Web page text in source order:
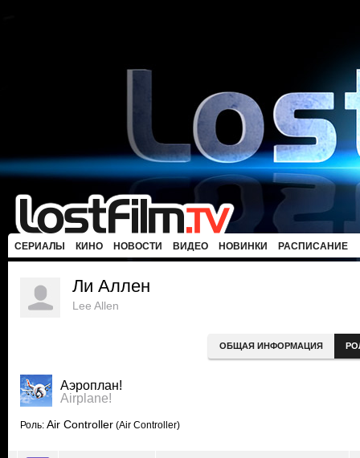
СЕРИАЛЫ КИНО НОВОСТИ ВИДЕО НОВИНКИ РАСПИСАНИЕ
Ли Аллен
Lee Allen
ОБЩАЯ ИНФОРМАЦИЯ
Аэроплан!
Airplane!
Роль: Air Controller (Air Controller)